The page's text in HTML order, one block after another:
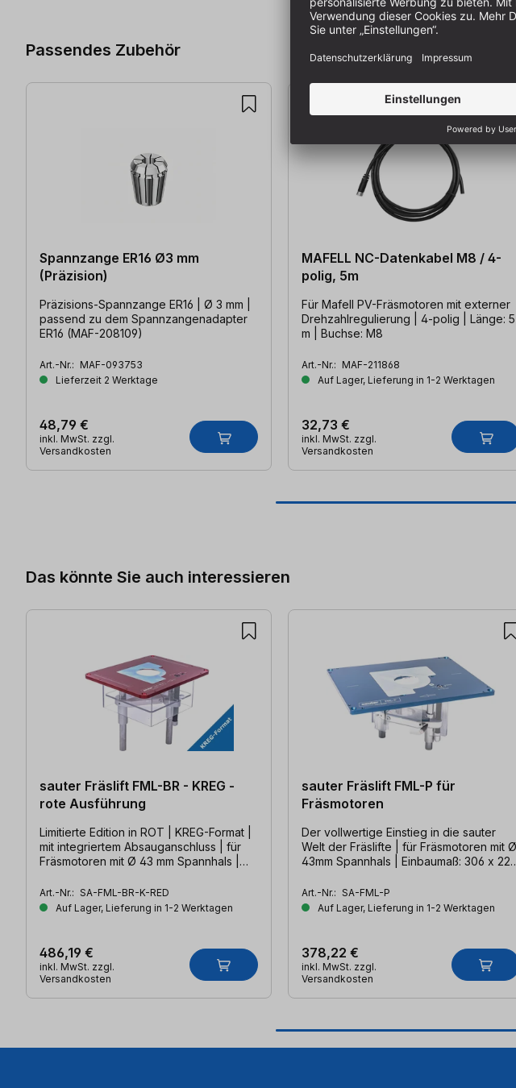
Passendes Zubehör
Spannzange ER16 Ø3 mm
(Präzision)
Präzisions-Spannzange ER16 | Ø 3 mm |
passend zu dem Spannzangenadapter
ER16 (MAF-208109)
Art.-Nr.: MAF-093753
Lieferzeit 2 Werktage
48,79 €
inkl. MwSt. zzgl.
Versandkosten
MAFELL NC-Datenkabel M8 / 4-
polig, 5m
Für Mafell PV-Fräsmotoren mit externer
Drehzahlregulierung | 4-polig | Länge: 5
m | Buchse: M8
Art.-Nr.: MAF-211868
Auf Lager, Lieferung in 1-2 Werktagen
32,73 €
inkl. MwSt. zzgl.
Versandkosten
Das könnte Sie auch interessieren
sauter Fräslift FML-BR - KREG -
rote Ausführung
Limitierte Edition in ROT | KREG-Format |
mit integriertem Absauganschluss | für
Fräsmotoren mit Ø 43 mm Spannhals |
Reduzierplatten
Art.-Nr.: SA-FML-BR-K-RED
Auf Lager, Lieferung in 1-2 Werktagen
486,19 €
inkl. MwSt. zzgl.
Versandkosten
sauter Fräslift FML-P für
Fräsmotoren
Der vollwertige Einstieg in die sauter
Welt der Fräslifte | für Fräsmotoren mit Ø
43mm Spannhals | Einbaumaß: 306 x 229
Art.-Nr.: SA-FML-P
Auf Lager, Lieferung in 1-2 Werktagen
378,22 €
inkl. MwSt. zzgl.
Versandkosten